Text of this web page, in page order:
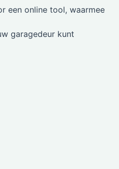
een online tool, waarmee
garagedeur kunt